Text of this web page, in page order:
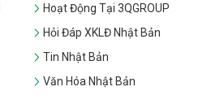
Hoạt Động Tại 3QGROUP
Hỏi Đáp XKLĐ Nhật Bản
Tin Nhật Bản
Văn Hóa Nhật Bản